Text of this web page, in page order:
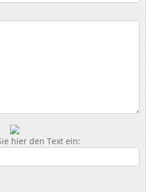
hier den Text ein: